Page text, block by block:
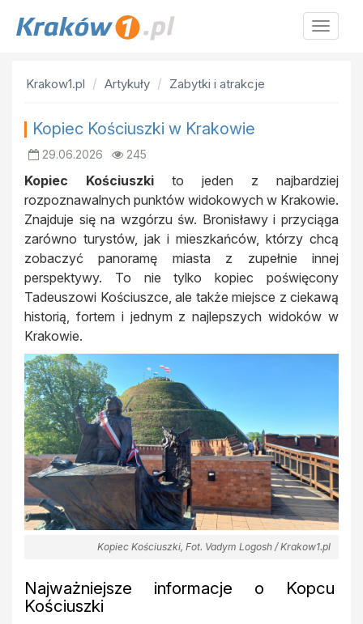
Krakow1.pl Artykuły Zabytki i atrakcje
Kopiec Kościuszki w Krakowie
29.06.2026 245
Kopiec Kościuszki to jeden z najbardziej
rozpoznawalnych punktów widokowych w Krakowie.
Znajduje się na wzgórzu św. Bronisławy i przyciąga
zarówno turystów, jak i mieszkańców, którzy chcą
zobaczyć panoramę miasta z zupełnie innej
perspektywy. To nie tylko kopiec poświęcony
Tadeuszowi Kościuszce, ale także miejsce z ciekawą
historią, fortem i jednym z najlepszych widoków w
Krakowie.
Kopiec Kościuszki, Fot. Vadym Logosh / Krakow1.pl
Najważniejsze informacje o Kopcu
Kościuszki